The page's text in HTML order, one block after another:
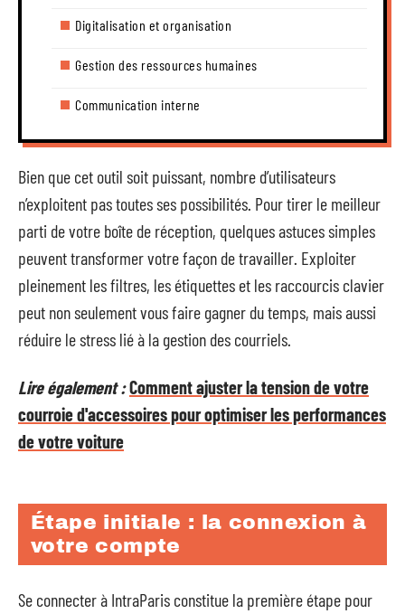
Digitalisation et organisation
Gestion des ressources humaines
Communication interne
Bien que cet outil soit puissant, nombre d’utilisateurs
n’exploitent pas toutes ses possibilités. Pour tirer le meilleur
parti de votre boîte de réception, quelques astuces simples
peuvent transformer votre façon de travailler. Exploiter
pleinement les filtres, les étiquettes et les raccourcis clavier
peut non seulement vous faire gagner du temps, mais aussi
réduire le stress lié à la gestion des courriels.
Lire également :Comment ajuster la tension de votre
courroie d'accessoires pour optimiser les performances
de votre voiture
Étape initiale : la connexion à
votre compte
Se connecter à IntraParis constitue la première étape pour